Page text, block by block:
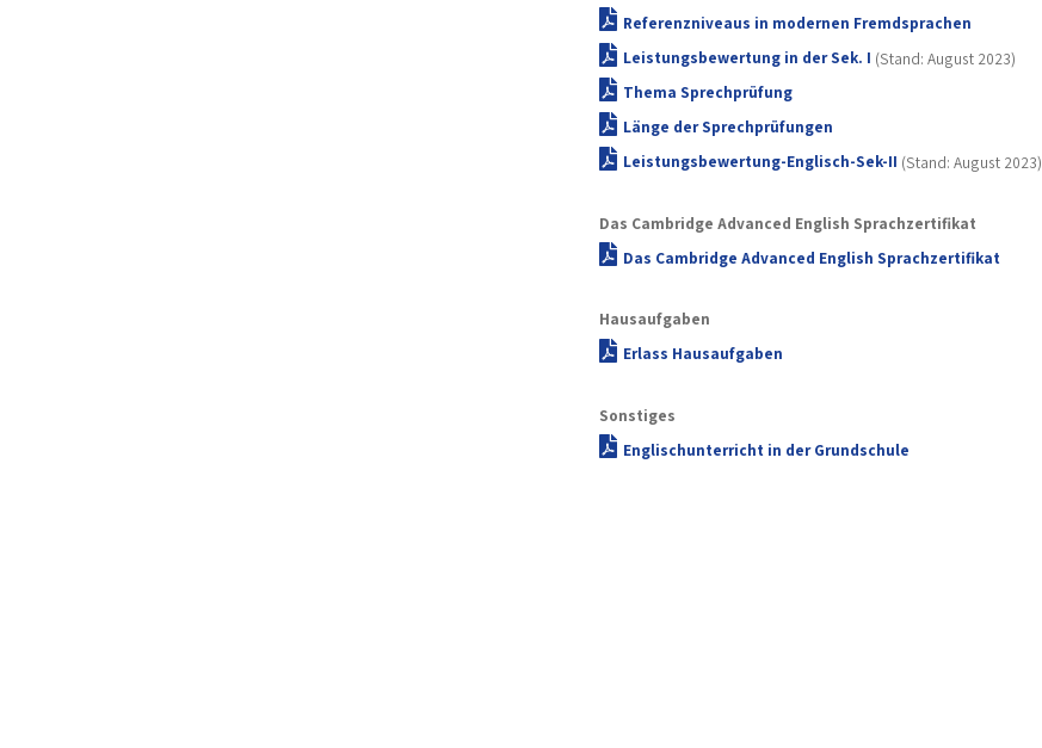
Referenzniveaus in modernen Fremdsprachen
Leistungsbewertung in der Sek. I (Stand: August 2023)
Thema Sprechprüfung
Länge der Sprechprüfungen
Leistungsbewertung-Englisch-Sek-II (Stand: August 2023)
Das Cambridge Advanced English Sprachzertifikat
Das Cambridge Advanced English Sprachzertifikat
Hausaufgaben
Erlass Hausaufgaben
Sonstiges
Englischunterricht in der Grundschule